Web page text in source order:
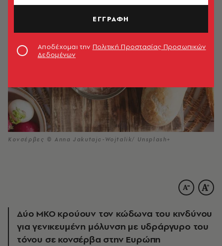
Kονσέρβες © Anna Jakutajc-Wojtalik/ Unsplash+
Δύο ΜΚΟ κρούουν τον κώδωνα του κινδύνου
για γενικευμένη μόλυνση με υδράργυρο του
τόνου σε κονσέρβα στην Ευρώπη
ΕΓΓΡΑΦΗ
Αποδέχομαι την Πολιτική Προστασίας Προσωπικών
Δεδομένων